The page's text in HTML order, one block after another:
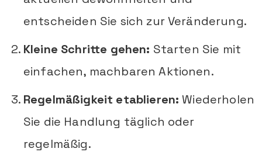
entscheiden Sie sich zur Veränderung.
Kleine Schritte gehen: Starten Sie mit
einfachen, machbaren Aktionen.
Regelmäßigkeit etablieren: Wiederholen
Sie die Handlung täglich oder
regelmäßig.